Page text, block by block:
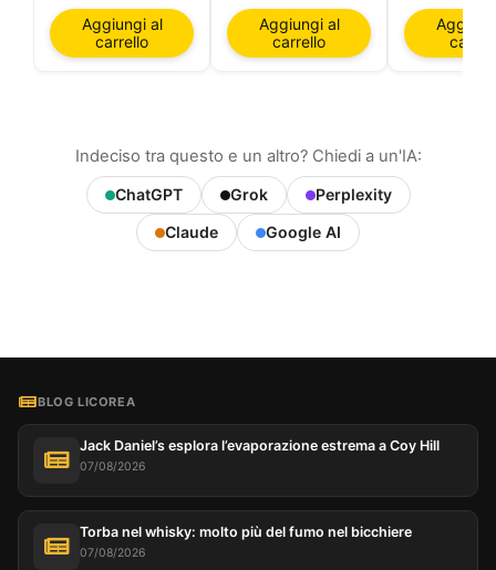
Aggiungi al
carrello
Aggiungi al
carrello
Indeciso tra questo e un altro? Chiedi a un'IA:
ChatGPT Grok
Perplexity
Claude
Google AI
BLOG LICOREA
Jack Daniel’s esplora l’evaporazione estrema a Coy Hill
07/08/2026
Torba nel whisky: molto più del fumo nel bicchiere
07/08/2026